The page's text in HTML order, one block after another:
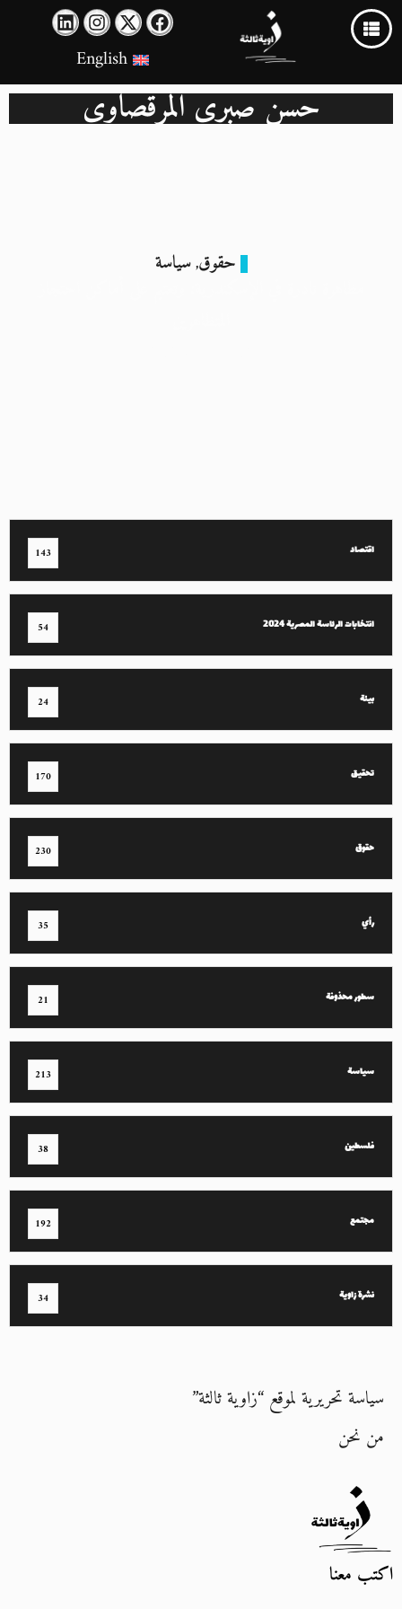
English
حسن صبري المرقصاوي
حقوق,سياسة
اقتصاد 143
انتخابات الرئاسة المصرية 2024 54
بيئة 24
تحقيق 170
حقوق 230
رأي 35
سطور محذوفة 21
سياسة 213
فلسطين 38
مجتمع 192
نشرة زاوية 34
سياسة تحريرية لموقع “زاوية ثالثة”
من نحن
اكتب معنا